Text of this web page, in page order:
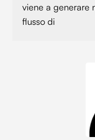
viene a generare
flusso di